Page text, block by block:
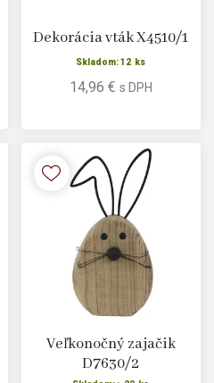
Dekorácia vták X4510/1
Skladom: 12 ks
14,96 € s DPH
Veľkonočný zajačik
D7630/2